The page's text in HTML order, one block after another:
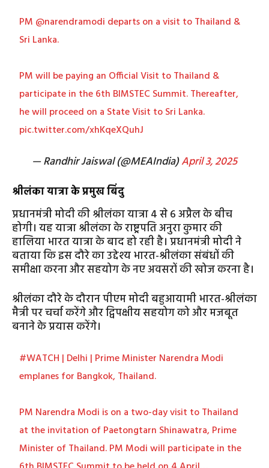
PM @narendramodi departs on a visit to Thailand &
Sri Lanka.
PM will be paying an Official Visit to Thailand &
participate in the 6th BIMSTEC Summit. Thereafter,
he will proceed on a State Visit to Sri Lanka.
pic.twitter.com/xhKqeXQuhJ
— Randhir Jaiswal (@MEAIndia)April 3, 2025
श्रीलंका यात्रा के प्रमुख बिंदु
प्रधानमंत्री मोदी की श्रीलंका यात्रा 4 से 6 अप्रैल के बीच
होगी। यह यात्रा श्रीलंका के राष्ट्रपति अनुरा कुमार की
हालिया भारत यात्रा के बाद हो रही है। प्रधानमंत्री मोदी ने
बताया कि इस दौरे का उद्देश्य भारत-श्रीलंका संबंधों की
समीक्षा करना और सहयोग के नए अवसरों की खोज करना है।
श्रीलंका दौरे के दौरान पीएम मोदी बहुआयामी भारत-श्रीलंका
मैत्री पर चर्चा करेंगे और द्विपक्षीय सहयोग को और मजबूत
बनाने के प्रयास करेंगे।
#WATCH | Delhi | Prime Minister Narendra Modi
emplanes for Bangkok, Thailand.
PM Narendra Modi is on a two-day visit to Thailand
at the invitation of Paetongtarn Shinawatra, Prime
Minister of Thailand. PM Modi will participate in the